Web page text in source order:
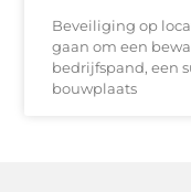
Beveiliging op
gaan om een
bedrijfspand, een
bouwplaats